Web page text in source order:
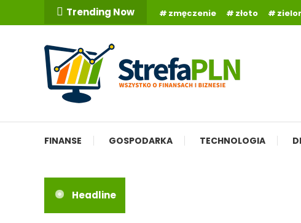
To
Trending Now zmęczenie złoto
StrefaPLN.pl
FINANSE GOSPODARKA TECHNOLOGIA
Headline